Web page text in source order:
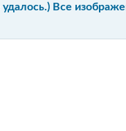
удалось.) Все